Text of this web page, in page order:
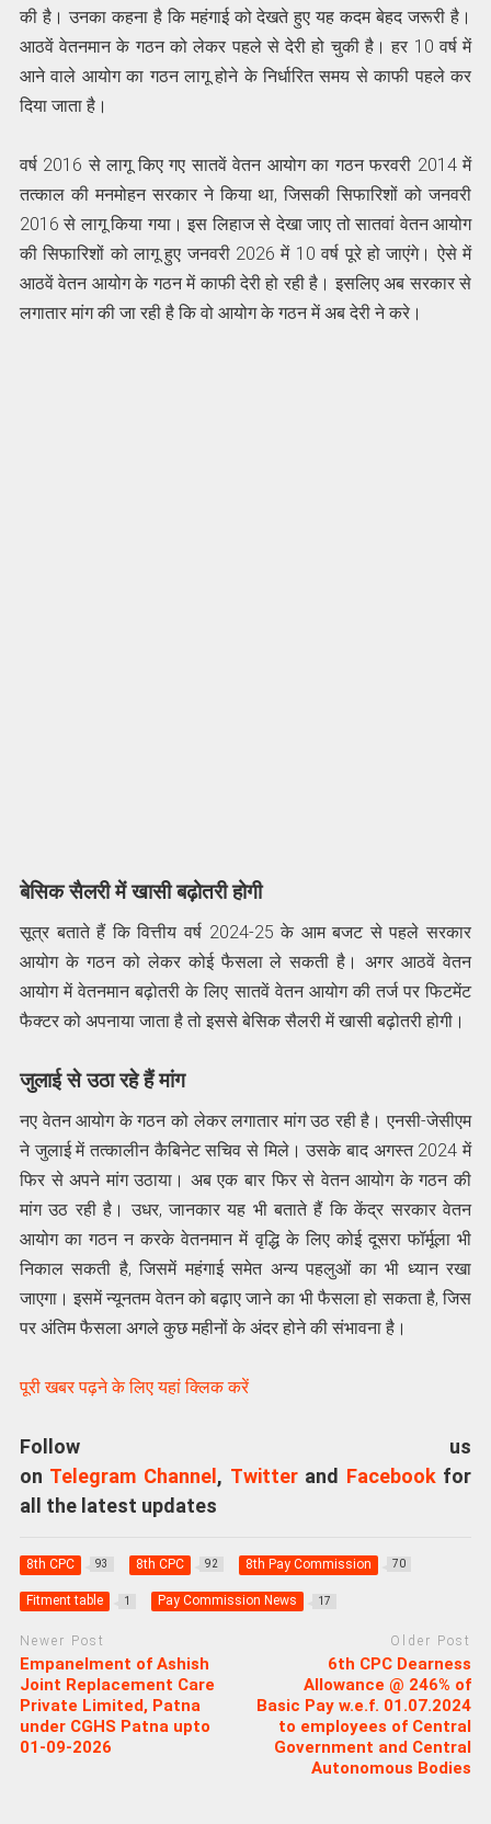
की है। उनका कहना है कि महंगाई को देखते हुए यह कदम बेहद जरूरी है।
आठवें वेतनमान के गठन को लेकर पहले से देरी हो चुकी है। हर 10 वर्ष में
आने वाले आयोग का गठन लागू होने के निर्धारित समय से काफी पहले कर
दिया जाता है।
वर्ष 2016 से लागू किए गए सातवें वेतन आयोग का गठन फरवरी 2014 में
तत्काल की मनमोहन सरकार ने किया था, जिसकी सिफारिशों को जनवरी
2016 से लागू किया गया। इस लिहाज से देखा जाए तो सातवां वेतन आयोग
की सिफारिशों को लागू हुए जनवरी 2026 में 10 वर्ष पूरे हो जाएंगे। ऐसे में
आठवें वेतन आयोग के गठन में काफी देरी हो रही है। इसलिए अब सरकार से
लगातार मांग की जा रही है कि वो आयोग के गठन में अब देरी ने करे।
बेसिक सैलरी में खासी बढ़ोतरी होगी
सूत्र बताते हैं कि वित्तीय वर्ष 2024-25 के आम बजट से पहले सरकार
आयोग के गठन को लेकर कोई फैसला ले सकती है। अगर आठवें वेतन
आयोग में वेतनमान बढ़ोतरी के लिए सातवें वेतन आयोग की तर्ज पर फिटमेंट
फैक्टर को अपनाया जाता है तो इससे बेसिक सैलरी में खासी बढ़ोतरी होगी।
जुलाई से उठा रहे हैं मांग
नए वेतन आयोग के गठन को लेकर लगातार मांग उठ रही है। एनसी-जेसीएम
ने जुलाई में तत्कालीन कैबिनेट सचिव से मिले। उसके बाद अगस्त 2024 में
फिर से अपने मांग उठाया। अब एक बार फिर से वेतन आयोग के गठन की
मांग उठ रही है। उधर, जानकार यह भी बताते हैं कि केंद्र सरकार वेतन
आयोग का गठन न करके वेतनमान में वृद्धि के लिए कोई दूसरा फॉर्मूला भी
निकाल सकती है, जिसमें महंगाई समेत अन्य पहलुओं का भी ध्यान रखा
जाएगा। इसमें न्यूनतम वेतन को बढ़ाए जाने का भी फैसला हो सकता है, जिस
पर अंतिम फैसला अगले कुछ महीनों के अंदर होने की संभावना है।
पूरी खबर पढ़ने के लिए यहां क्लिक करें
Follow us
on Telegram Channel , Twitterand Facebookfor
all the latest updates
8th CPC 93 8th CPC 92 8th Pay Commission 70
Fitment table 1 Pay Commission News 17
Newer Post
Empanelment of Ashish
Joint Replacement Care
Private Limited, Patna
under CGHS Patna upto
01-09-2026
Older Post
6th CPC Dearness
Allowance @ 246% of
Basic Pay w.e.f. 01.07.2024
to employees of Central
Government and Central
Autonomous Bodies